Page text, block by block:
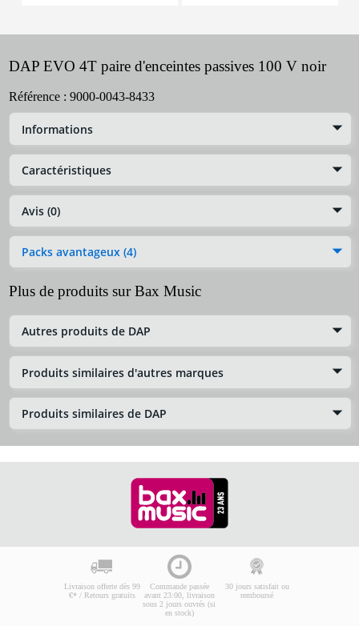
DAP EVO 4T paire d'enceintes passives 100 V noir
Référence : 9000-0043-8433
Informations
Caractéristiques
Avis (0)
Packs avantageux (4)
Plus de produits sur Bax Music
Autres produits de DAP
Produits similaires d'autres marques
Produits similaires de DAP
Livraison offerte dès 99
€* / Retours gratuits
Commande passée
avant 23:00, livraison
sous 2 jours ouvrés (si
en stock)
30 jours satisfait ou
remboursé